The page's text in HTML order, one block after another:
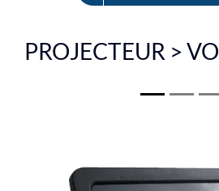
EN
PROJECTEUR >